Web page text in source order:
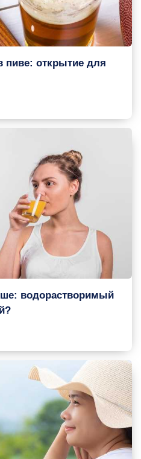
открытие для
водорастворимый